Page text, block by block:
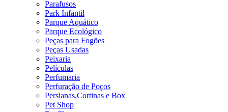
Parafusos
Park Infantil
Parque Aquático
Parque Ecológico
Peças para Fogões
Peças Usadas
Peixaria
Películas
Perfumaria
Perfuração de Poços
Persianas,Cortinas e Box
Pet Shop